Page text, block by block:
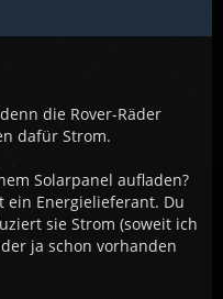
die Rover-Räder
dafür Strom.
Solarpanel aufladen?
ein Energielieferant. Du
sie Strom (soweit ich
ja schon vorhanden